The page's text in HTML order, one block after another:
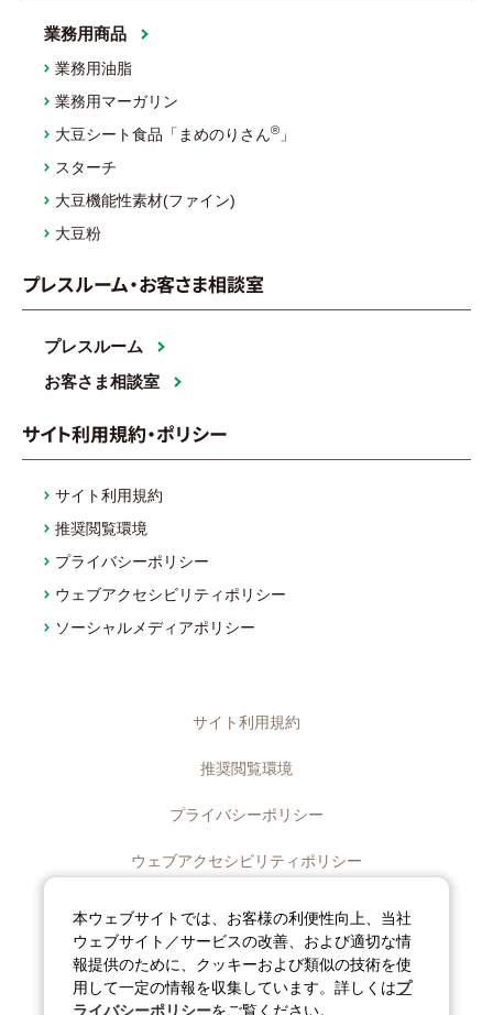
業務用商品
業務用油脂
業務用マーガリン
大豆シート食品「まめのりさん® 」
スターチ
大豆機能性素材(ファイン)
大豆粉
プレスルーム・お客さま相談室
プレスルーム
お客さま相談室
サイト利用規約・ポリシー
サイト利用規約
推奨閲覧環境
プライバシーポリシー
ウェブアクセシビリティポリシー
ソーシャルメディアポリシー
サイト利用規約
推奨閲覧環境
プライバシーポリシー
ウェブアクセシビリティポリシー
ディスクロージャーポリシー
ソーシャルメディアポリシー
サイトマップ
本ウェブサイトでは、お客様の利便性向上、当社
ウェブサイト／サービスの改善、および適切な情
報提供のために、クッキーおよび類似の技術を使
用して一定の情報を収集しています。詳しくはプ
ライバシーポリシーをご覧ください。